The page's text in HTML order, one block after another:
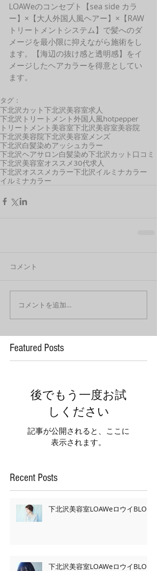
LOAWeのコンセプト【sea side カラ
ー】×【大人外国人風ヘアー】×【RAW
トリートメントシステム】で髪へのダ
メージを最小限に抑えながら施術をし
ます。【海辺の抜け感と透明感】をイ
メージしたヘアカラーを得意としてい
ます。
タグ：
下北沢カット 下北沢美容室求人
下北沢トリートメント 外国人風hotpepper
トリートメント 美容室下北沢美容室美容院
下北沢美容院下北沢美容室メンズ
下北沢白髪染めアッシュカラー
下北沢ヘアサロン白髪染め下北沢 カット 口コミ
下北沢美容室オススメ 30代求人
下北沢オススメカラー下北沢イルミナカラー
イルミナカラー
コメント
コメントを追加…
Featured Posts
後でもう一度お試
しください
記事が公開されると、ここに
表示されます。
Recent Posts
下北沢美容室LOAWeロウイBLOG
下北沢美容室LOAWeロウイBLOG